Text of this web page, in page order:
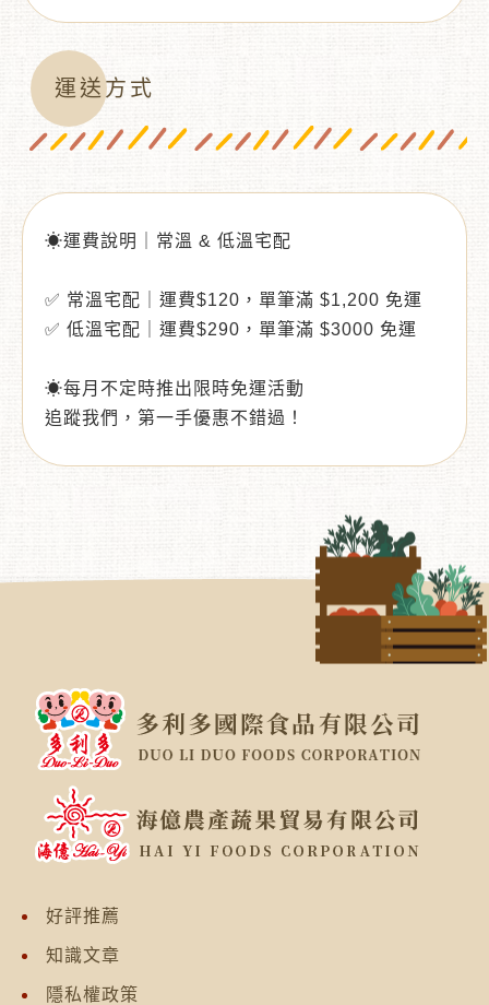
運送方式
☀運費說明｜常溫 & 低溫宅配
✅ 常溫宅配｜運費$120，單筆滿 $1,200 免運
✅ 低溫宅配｜運費$290，單筆滿 $3000 免運
☀每月不定時推出限時免運活動
追蹤我們，第一手優惠不錯過！
好評推薦
知識文章
隱私權政策